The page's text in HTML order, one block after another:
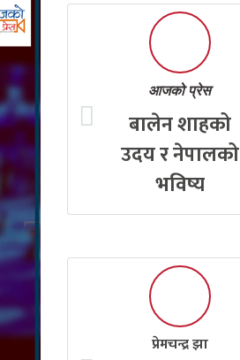
आजको प्रेस
बालेन शाहको
उदय र नेपालको
भविष्य
प्रेमचन्द्र झा